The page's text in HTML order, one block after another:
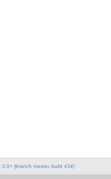
3.0+ (branch master, build 434)